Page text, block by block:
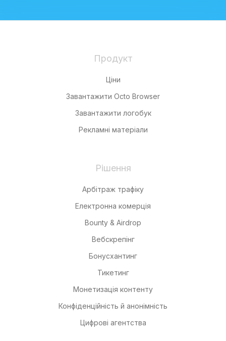
Продукт
Ціни
Завантажити Octo Browser
Завантажити логобук
Рекламні матеріали
Рішення
Арбітраж трафіку
Електронна комерція
Bounty & Airdrop
Вебскрепінг
Бонусхантинг
Тикетинг
Монетизація контенту
Конфіденційність й анонімність
Цифрові агентства